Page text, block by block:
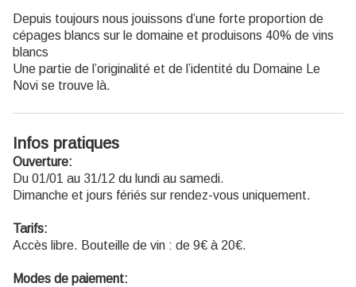
Depuis toujours nous jouissons d’une forte proportion de
cépages blancs sur le domaine et produisons 40% de vins
blancs
Une partie de l’originalité et de l’identité du Domaine Le
Novi se trouve là.
Infos pratiques
Ouverture:
Du 01/01 au 31/12 du lundi au samedi.
Dimanche et jours fériés sur rendez-vous uniquement.
Tarifs:
Accès libre. Bouteille de vin : de 9€ à 20€.
Modes de paiement: